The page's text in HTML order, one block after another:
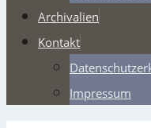
Archivalien
Kontakt
Impressum